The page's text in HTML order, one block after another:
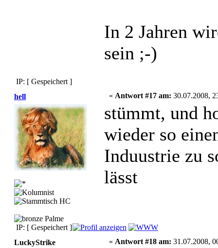
In 2 Jahren
sein ;-)
IP: [ Gespeichert ]
hell
« Antwort #17 am: 30.07.2008,
stümmt, und
wieder so
Induustrie zu
lässt
IP: [ Gespeichert ]
LuckyStrike
« Antwort #18 am: 31.07.2008,